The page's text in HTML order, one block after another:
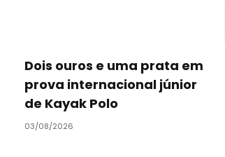
Dois ouros e uma prata em
prova internacional júnior
de Kayak Polo
03/08/2026